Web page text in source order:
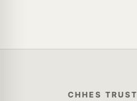
CHHES TRUST